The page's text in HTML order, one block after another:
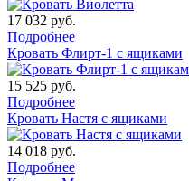
17 032 руб.
Подробнее
Кровать Флирт-1 с ящиками
15 525 руб.
Подробнее
Кровать Настя с ящиками
14 018 руб.
Подробнее